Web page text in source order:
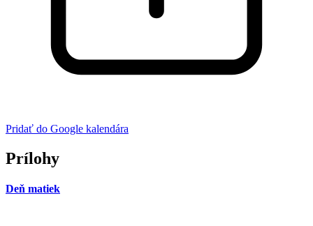
Pridať do Google kalendára
Prílohy
Deň matiek